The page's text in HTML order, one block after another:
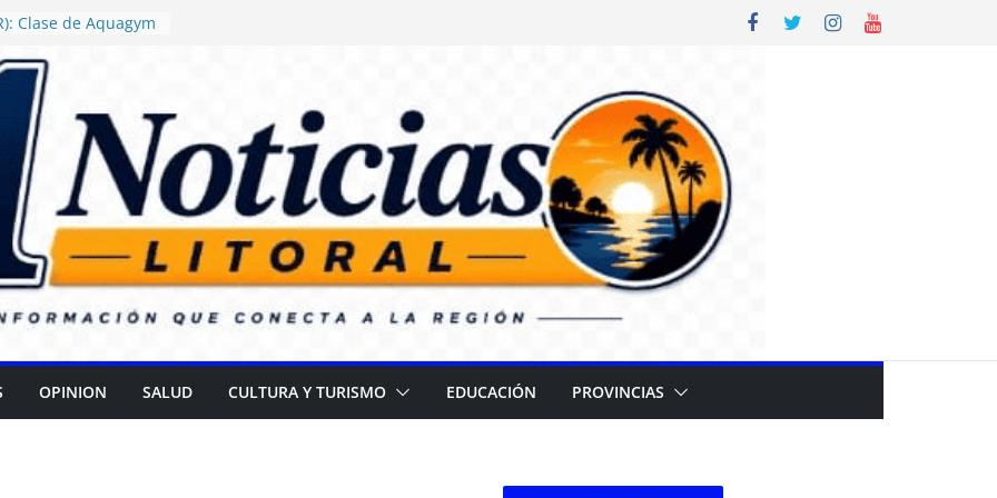
Clase de Aquagym
ordenó
de alimentos con
en escuelas
Daniel Rossi
Centro de Salud
II
campaña para
cataratas
Gran
el Día de las
OPINION SALUD CULTURA Y TURISMO EDUCACIÓN PROVINCIAS